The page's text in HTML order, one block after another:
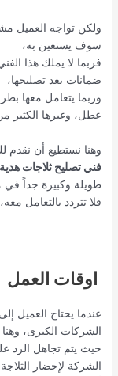
ولكن تواجه العميل
سوف يستعين به،
فربما لا يملك هذا
ضمانات بعد تصليحها،
وربما يتعامل معها
عطل، وغيرها الكثير
وهنا نستطيع أن نقدم
فني تصليح ثلاجات هدية
طويلة وكبيرة جداً في
فلا تتردد بالتعامل
اوقات العمل
عندما يحتاج العميل
الشركات الكبرى،
حيث يتم تجاهل الرد
الشركة لإحضار